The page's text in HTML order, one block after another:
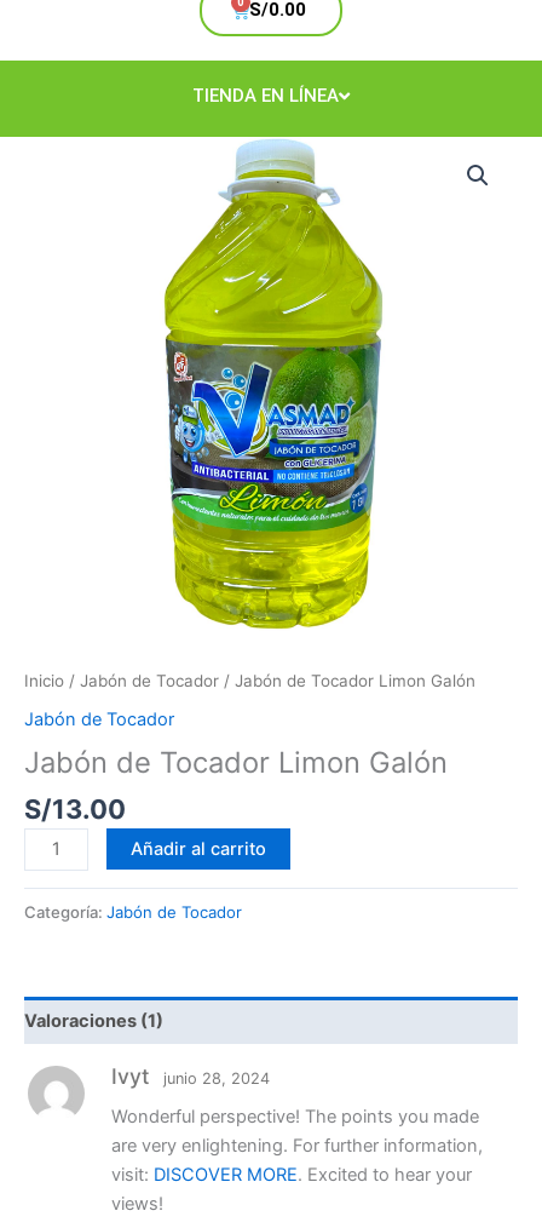
S/0.00
Cart
TIENDA EN LÍNEA
Inicio / Jabón de Tocador / Jabón de Tocador Limon Galón
Jabón de Tocador
Jabón de Tocador Limon Galón
S/13.00
Añadir al carrito
Categoría: Jabón de Tocador
Valoraciones (1)
Ivyt junio 28, 2024
Wonderful perspective! The points you made
are very enlightening. For further information,
visit: DISCOVER MORE. Excited to hear your
views!